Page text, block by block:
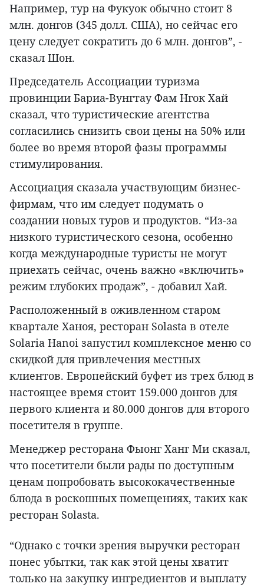
Например, тур на Фукуок обычно стоит 8
млн. донгов (345 долл. США), но сейчас его
цену следует сократить до 6 млн. донгов”, -
сказал Шон.
Председатель Ассоциации туризма
провинции Бариа-Вунгтау Фам Нгок Хай
сказал, что туристические агентства
согласились снизить свои цены на 50% или
более во время второй фазы программы
стимулирования.
Ассоциация сказала участвующим бизнес-
фирмам, что им следует подумать о
создании новых туров и продуктов. “Из-за
низкого туристического сезона, особенно
когда международные туристы не могут
приехать сейчас, очень важно «включить»
режим глубоких продаж”, - добавил Хай.
Расположенный в оживленном старом
квартале Ханоя, ресторан Solasta в отеле
Solaria Hanoi запустил комплексное меню со
скидкой для привлечения местных
клиентов. Европейский буфет из трех блюд в
настоящее время стоит 159.000 донгов для
первого клиента и 80.000 донгов для второго
посетителя в группе.
Менеджер ресторана Фыонг Ханг Ми сказал,
что посетители были рады по доступным
ценам попробовать высококачественные
блюда в роскошных помещениях, таких как
ресторан Solasta.
“Однако с точки зрения выручки ресторан
понес убытки, так как этой цены хватит
только на закупку ингредиентов и выплату